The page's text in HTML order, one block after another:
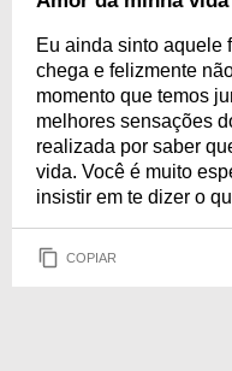
Eu ainda sinto aquele
chega e felizmente
momento que temos
melhores sensações
realizada por saber
vida. Você é muito
insistir em te dizer o
COPIAR